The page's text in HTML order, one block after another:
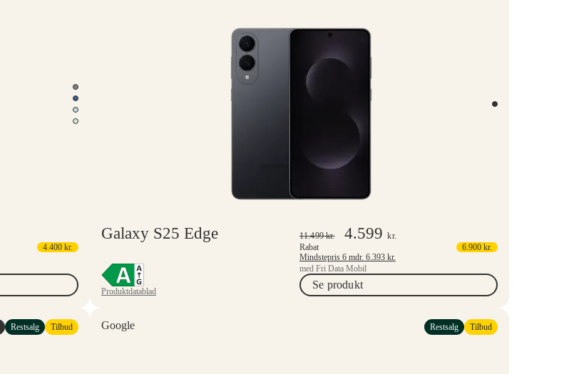
4.400 kr.
Galaxy S25 Edge
Produktdatablad
11.499kr. 4.599kr.
Rabat
6.900 kr.
Mindstepris 6 mdr. 6.393 kr.
med Fri Data Mobil
Se produkt
Restsalg Tilbud Google Restsalg Tilbud